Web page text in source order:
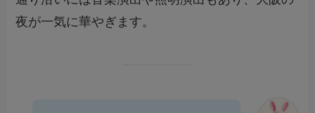
夜が一気に華やぎます。